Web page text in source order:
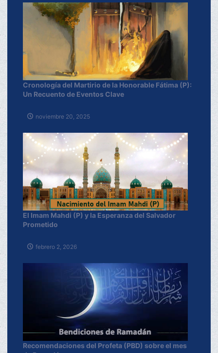
Cronología del Martirio de la Honorable Fátima (P):
Un Recuento de Eventos Clave
noviembre 20, 2025
El Imam Mahdi (P) y la Esperanza del Salvador
Prometido
febrero 2, 2026
Recomendaciones del Profeta (PBD) sobre el mes